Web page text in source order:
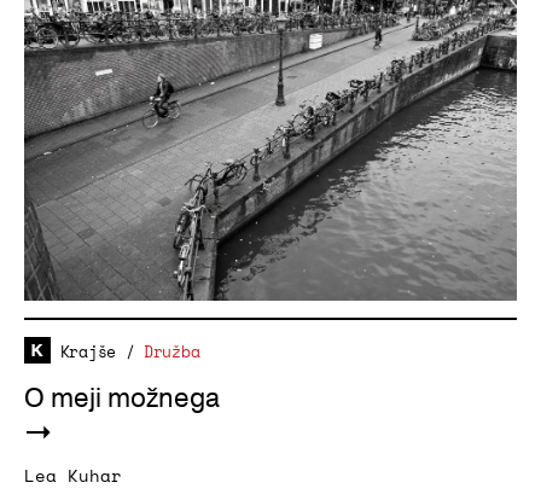
Krajše / Družba
O meji možnega
Lea Kuhar